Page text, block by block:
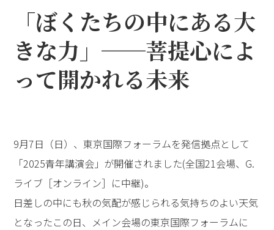
「ぼくたちの中にある大
きな力」──菩提心によ
って開かれる未来
9月7日（日）、東京国際フォーラムを発信拠点として
「2025青年講演会」が開催されました(全国21会場、G.
ライブ［オンライン］に中継)。
日差しの中にも秋の気配が感じられる気持ちのよい天気
となったこの日、メイン会場の東京国際フォーラムに